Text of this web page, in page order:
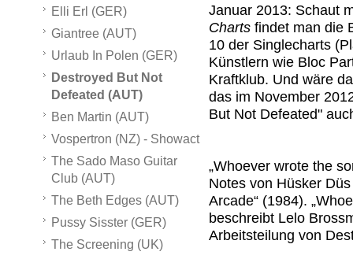
Elli Erl (GER)
Giantree (AUT)
Urlaub In Polen (GER)
Destroyed But Not
Defeated (AUT)
Ben Martin (AUT)
Vospertron (NZ) - Showact
The Sado Maso Guitar
Club (AUT)
The Beth Edges (AUT)
Pussy Sisster (GER)
The Screening (UK)
Januar 2013: Schaut
Charts findet man die
10 der Singlecharts
Künstlern wie Bloc
Kraftklub. Und wäre
das im November
But Not Defeated"
„Whoever wrote the
Notes von Hüsker
Arcade“ (1984).
beschreibt Lelo
Arbeitsteilung von